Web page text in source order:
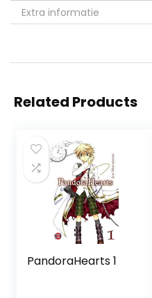
Extra informatie
Related Products
PandoraHearts 1